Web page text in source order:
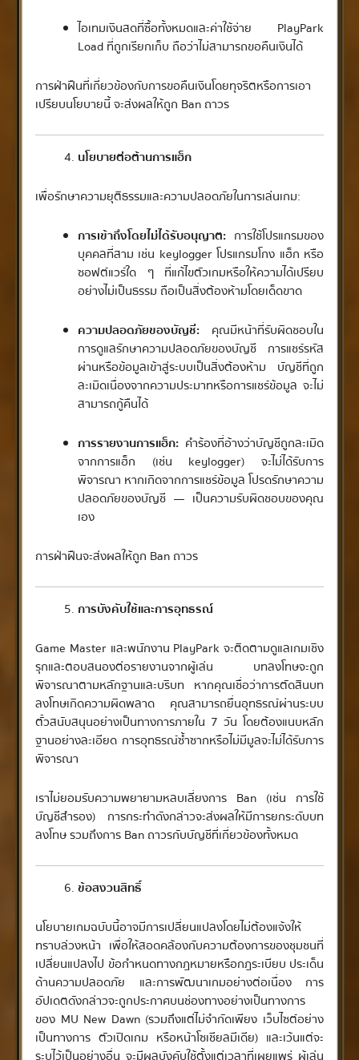
ไอเทมเงินสดที่ซื้อทั้งหมดและค่าใช้จ่าย PlayPark
Load ที่ถูกเรียกเก็บ ถือว่าไม่สามารถขอคืนเงินได้
การฝ่าฝืนที่เกี่ยวข้องกับการขอคืนเงินโดยทุจริตหรือการเอา
เปรียบนโยบายนี้ จะส่งผลให้ถูก Ban ถาวร
นโยบายต่อต้านการแฮ็ก
เพื่อรักษาความยุติธรรมและความปลอดภัยในการเล่นเกม:
การเข้าถึงโดยไม่ได้รับอนุญาต: การใช้โปรแกรมของ
บุคคลที่สาม เช่น keylogger โปรแกรมโกง แฮ็ก หรือ
ซอฟต์แวร์ใด ๆ ที่แก้ไขตัวเกมหรือให้ความได้เปรียบ
อย่างไม่เป็นธรรม ถือเป็นสิ่งต้องห้ามโดยเด็ดขาด
ความปลอดภัยของบัญชี: คุณมีหน้าที่รับผิดชอบใน
การดูแลรักษาความปลอดภัยของบัญชี การแชร์รหัส
ผ่านหรือข้อมูลเข้าสู่ระบบเป็นสิ่งต้องห้าม บัญชีที่ถูก
ละเมิดเนื่องจากความประมาทหรือการแชร์ข้อมูล จะไม่
สามารถกู้คืนได้
การรายงานการแฮ็ก: คำร้องที่อ้างว่าบัญชีถูกละเมิด
จากการแฮ็ก (เช่น keylogger) จะไม่ได้รับการ
พิจารณา หากเกิดจากการแชร์ข้อมูล โปรดรักษาความ
ปลอดภัยของบัญชี — เป็นความรับผิดชอบของคุณ
เอง
การฝ่าฝืนจะส่งผลให้ถูก Ban ถาวร
การบังคับใช้และการอุทธรณ์
Game Master และพนักงาน PlayPark จะติดตามดูแลเกมเชิง
รุกและตอบสนองต่อรายงานจากผู้เล่น บทลงโทษจะถูก
พิจารณาตามหลักฐานและบริบท หากคุณเชื่อว่าการตัดสินบท
ลงโทษเกิดความผิดพลาด คุณสามารถยื่นอุทธรณ์ผ่านระบบ
ตั๋วสนับสนุนอย่างเป็นทางการภายใน 7 วัน โดยต้องแนบหลัก
ฐานอย่างละเอียด การอุทธรณ์ซ้ำซากหรือไม่มีมูลจะไม่ได้รับการ
พิจารณา
เราไม่ยอมรับความพยายามหลบเลี่ยงการ Ban (เช่น การใช้
บัญชีสำรอง) การกระทำดังกล่าวจะส่งผลให้มีการยกระดับบท
ลงโทษ รวมถึงการ Ban ถาวรกับบัญชีที่เกี่ยวข้องทั้งหมด
ข้อสงวนสิทธิ์
นโยบายเกมฉบับนี้อาจมีการเปลี่ยนแปลงโดยไม่ต้องแจ้งให้
ทราบล่วงหน้า เพื่อให้สอดคล้องกับความต้องการของชุมชนที่
เปลี่ยนแปลงไป ข้อกำหนดทางกฎหมายหรือกฎระเบียบ ประเด็น
ด้านความปลอดภัย และการพัฒนาเกมอย่างต่อเนื่อง การ
อัปเดตดังกล่าวจะถูกประกาศบนช่องทางอย่างเป็นทางการ
ของ MU New Dawn (รวมถึงแต่ไม่จำกัดเพียง เว็บไซต์อย่าง
เป็นทางการ ตัวเปิดเกม หรือหน้าโซเชียลมีเดีย) และเว้นแต่จะ